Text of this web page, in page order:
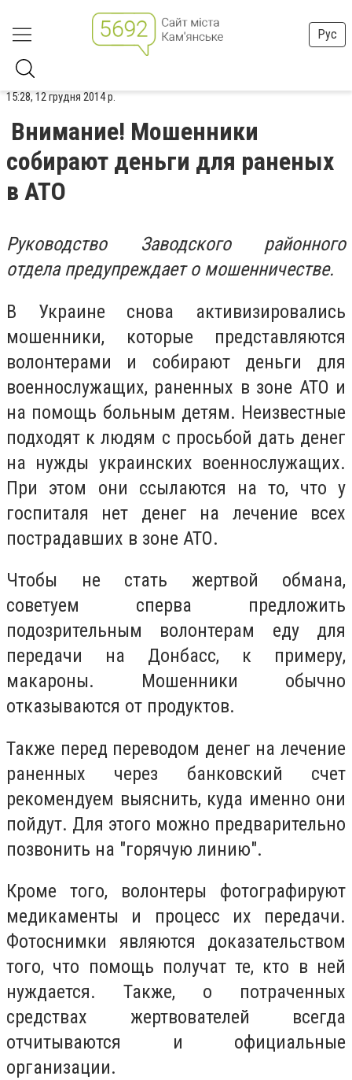
Рус
15:28, 12 грудня 2014 р.
Внимание! Мошенники
собирают деньги для раненых
в АТО
Руководство Заводского районного
отдела предупреждает о мошенничестве.
В Украине снова активизировались
мошенники, которые представляются
волонтерами и собирают деньги для
военнослужащих, раненных в зоне АТО и
на помощь больным детям. Неизвестные
подходят к людям с просьбой дать денег
на нужды украинских военнослужащих.
При этом они ссылаются на то, что у
госпиталя нет денег на лечение всех
пострадавших в зоне АТО.
Чтобы не стать жертвой обмана,
советуем сперва предложить
подозрительным волонтерам еду для
передачи на Донбасс, к примеру,
макароны. Мошенники обычно
отказываются от продуктов.
Также перед переводом денег на лечение
раненных через банковский счет
рекомендуем выяснить, куда именно они
пойдут. Для этого можно предварительно
позвонить на "горячую линию".
Кроме того, волонтеры фотографируют
медикаменты и процесс их передачи.
Фотоснимки являются доказательством
того, что помощь получат те, кто в ней
нуждается. Также, о потраченных
средствах жертвователей всегда
отчитываются и официальные
организации.